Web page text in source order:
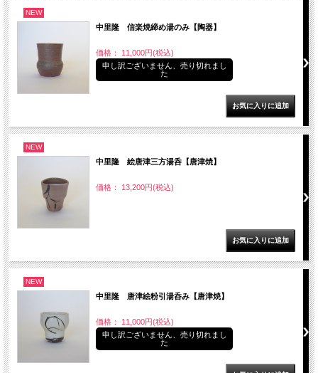
NEW
中里隆 信楽焼締め湯のみ【陶器】
価格： 11,000円(税込)
申し訳ございません、売り切れまし
た
NEW
中里隆 絵唐津三方湯呑【唐津焼】
価格： 13,200円(税込)
NEW
中里隆 唐津絵粉引湯呑み【唐津焼】
価格： 11,000円(税込)
申し訳ございません、売り切れまし
た